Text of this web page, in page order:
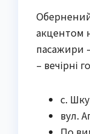
акцентом
пасажири
– вечірні
с.
вул.